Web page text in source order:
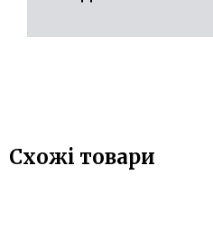
Схожі товари